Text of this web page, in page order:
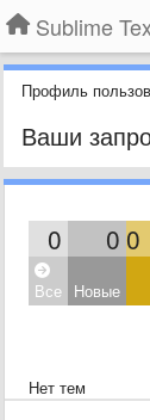
Sublime
Профиль
Ваши
0 0 0
Все Новые
Нет тем